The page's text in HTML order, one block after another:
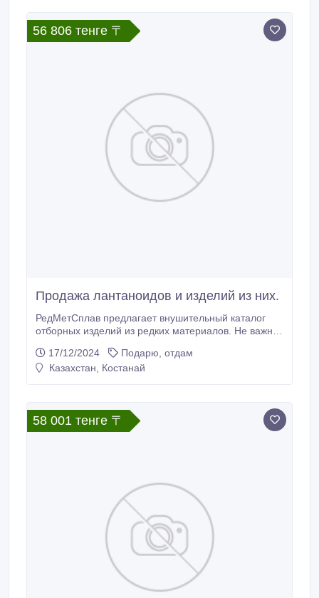
56 806 тенге 〒
Продажа лантаноидов и изделий из них.
РедМетСплав предлагает внушительный каталог
отборных изделий из редких материалов. Не важно,
до масштабных поставок, мы гарантируем быстрое
выполнение вашего заказа. Каждая единица
происхождение.
17/12/2024
Подарю, отдам
Казахстан, Костанай
58 001 тенге 〒